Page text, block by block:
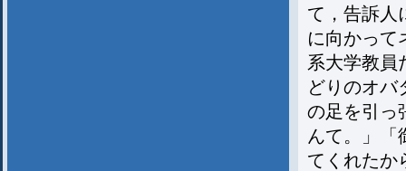
て，告訴人
に向かって
系大学教員
どりのオバ
の足を引っ
んて。」「
てくれたか